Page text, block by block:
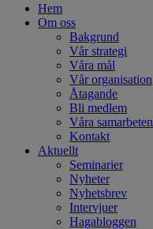
Hem
Om oss
Bakgrund
Vår strategi
Våra mål
Vår organisation
Åtagande
Bli medlem
Våra samarbeten
Kontakt
Aktuellt
Seminarier
Nyheter
Nyhetsbrev
Intervjuer
Hagabloggen